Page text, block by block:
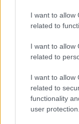
I want to allow
related to
I want to allow
related to
I want to allow
related to
functionality
user protection.